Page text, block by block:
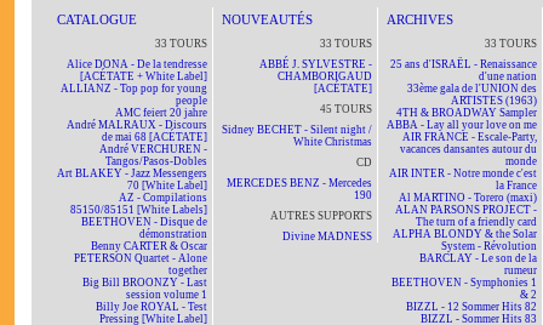
CATALOGUE
33 TOURS
Alice DONA - De la tendresse
[ACÉTATE + White Label]
ALLIANZ - Top pop for young
people
AMC feiert 20 jahre
André MALRAUX - Discours
de mai 68 [ACÉTATE]
André VERCHUREN -
Tangos/Pasos-Dobles
Art BLAKEY - Jazz Messengers
70 [White Label]
AZ - Compilations
85150/85151 [White Labels]
BEETHOVEN - Disque de
démonstration
Benny CARTER & Oscar
PETERSON Quartet - Alone
together
Big Bill BROONZY - Last
session volume 1
Billy Joe ROYAL - Test
Pressing [White Label]
NOUVEAUTÉS
33 TOURS
ABBÉ J. SYLVESTRE -
CHAMBORIGAUD
[ACÉTATE]
45 TOURS
Sidney BECHET - Silent night /
White Christmas
CD
MERCEDES BENZ - Mercedes
190
AUTRES SUPPORTS
Divine MADNESS
ARCHIVES
33 TOURS
25 ans d'ISRAËL - Renaissance
d'une nation
33ème gala de l'UNION des
ARTISTES (1963)
4TH & BROADWAY Sampler
ABBA - Lay all your love on me
AIR FRANCE - Escale-Party,
vacances dansantes autour du
monde
AIR INTER - Notre monde c'est
la France
Al MARTINO - Torero (maxi)
ALAN PARSONS PROJECT -
The turn of a friendly card
ALPHA BLONDY & the Solar
System - Révolution
BARCLAY - Le son de la
rumeur
BEETHOVEN - Symphonies 1
& 2
BIZZL - 12 Sommer Hits 82
BIZZL - Sommer Hits 83